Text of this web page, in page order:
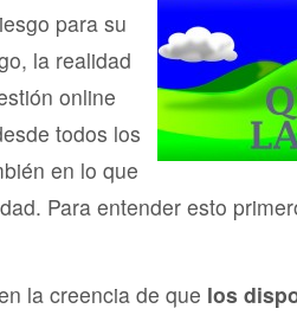
para su
la realidad
online
todos los
en lo que
Para entender esto
la creencia de que los